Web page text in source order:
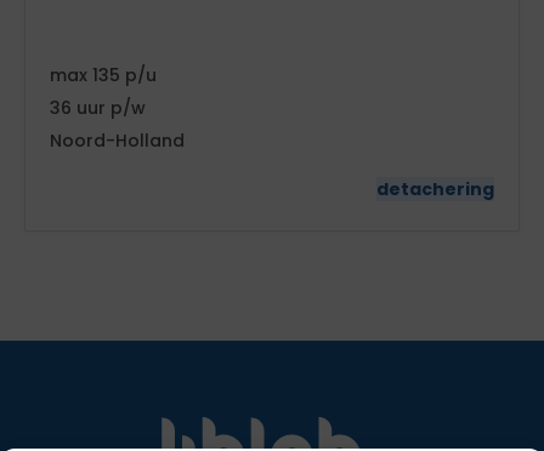
135
36
Noord-Holland
detachering